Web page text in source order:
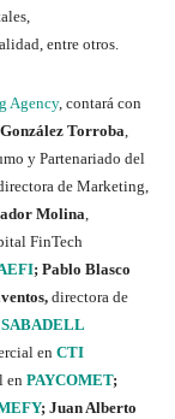
entre otros.
Agency, contará con
Torroba,
y Partenariado del
de Marketing,
Molina,
FinTech
; Pablo Blasco
directora de
SABADELL
en CTI
en PAYCOMET;
; Juan Alberto